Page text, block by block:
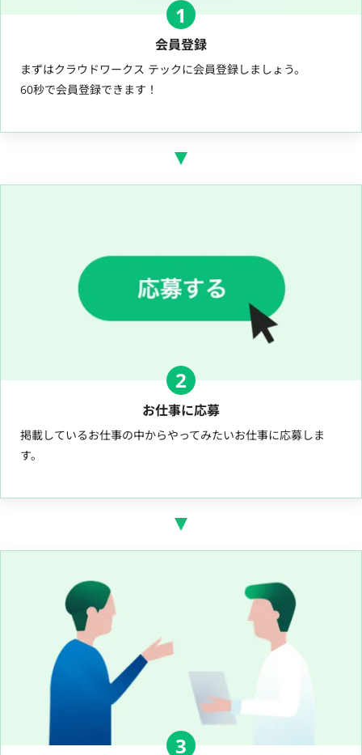
1
会員登録
まずはクラウドワークス テックに会員登録しましょう。
60秒で会員登録できます！
2
お仕事に応募
掲載しているお仕事の中からやってみたいお仕事に応募しま
す。
3